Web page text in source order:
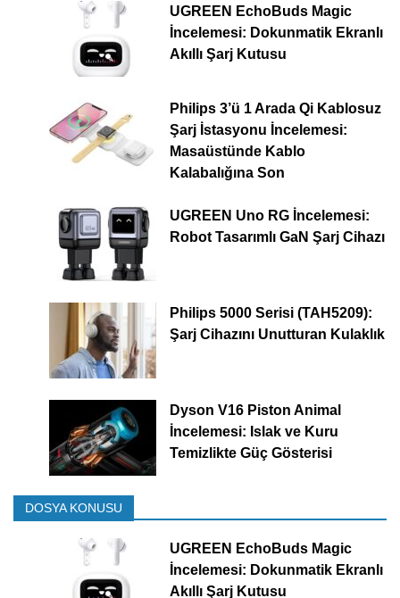
UGREEN EchoBuds Magic
İncelemesi: Dokunmatik Ekranlı
Akıllı Şarj Kutusu
Philips 3’ü 1 Arada Qi Kablosuz
Şarj İstasyonu İncelemesi:
Masaüstünde Kablo
Kalabalığına Son
UGREEN Uno RG İncelemesi:
Robot Tasarımlı GaN Şarj Cihazı
Philips 5000 Serisi (TAH5209):
Şarj Cihazını Unutturan Kulaklık
Dyson V16 Piston Animal
İncelemesi: Islak ve Kuru
Temizlikte Güç Gösterisi
DOSYA KONUSU
UGREEN EchoBuds Magic
İncelemesi: Dokunmatik Ekranlı
Akıllı Şarj Kutusu